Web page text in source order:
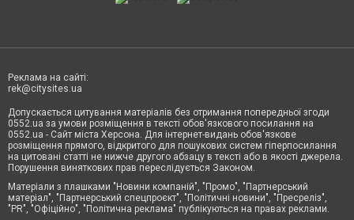
Реклама на сайті:
rek@citysites.ua
Допускається цитування матеріалів без отримання попередньої згоди
0552.ua за умови розміщення в тексті обов'язкового посилання на
0552.ua - Сайт міста Херсона. Для інтернет-видань обов'язкове
розміщення прямого, відкритого для пошукових систем гіперпосилання
на цитовані статті не нижче другого абзацу в тексті або в якості джерела.
Порушення виняткових прав переслідується Законом.
Матеріали з плашками "Новини компаній", "Промо", "Партнерський
матеріал", "Партнерський спецпроєкт", "Політичні новини", "Пресреліз",
"PR", "Офіційно", "Політична реклама" публікуються на правах реклами.